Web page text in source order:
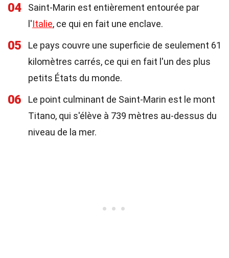
04
Saint-Marin est entièrement entourée par
l'Italie, ce qui en fait une enclave.
05
Le pays couvre une superficie de seulement 61
kilomètres carrés, ce qui en fait l'un des plus
petits États du monde.
06
Le point culminant de Saint-Marin est le mont
Titano, qui s'élève à 739 mètres au-dessus du
niveau de la mer.